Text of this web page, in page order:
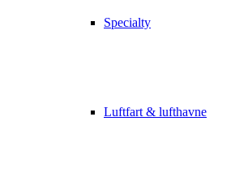
Specialty
Luftfart & lufthavne